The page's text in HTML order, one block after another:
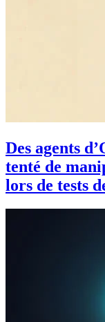
Des agents
tenté de
lors de tests